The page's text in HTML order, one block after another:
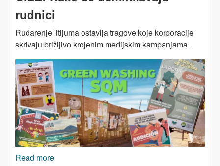
rudnici
Rudarenje litijuma ostavlja tragove koje korporacije
skrivaju brižljivo krojenim medijskim kampanjama.
Read more